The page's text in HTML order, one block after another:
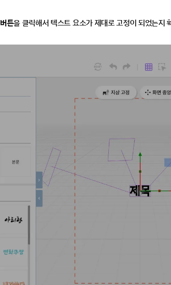
버튼을 클릭해서 텍스트 요소가 제대로 고정이 되었는지